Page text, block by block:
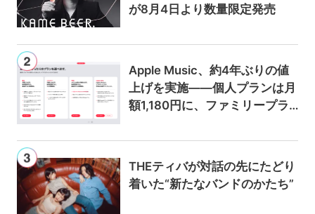
が8月4日より数量限定発売
Apple Music、約4年ぶりの値
上げを実施——個人プランは月
額1,180円に、ファミリープラ
THEティバが対話の先にたどり
着いた“新たなバンドのかたち”